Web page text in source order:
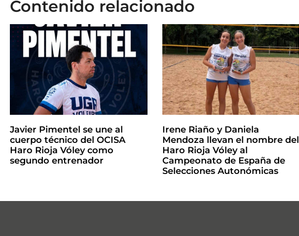
Contenido relacionado
Javier Pimentel se une al
cuerpo técnico del OCISA
Haro Rioja Vóley como
segundo entrenador
Irene Riaño y Daniela
Mendoza llevan el nombre del
Haro Rioja Vóley al
Campeonato de España de
Selecciones Autonómicas